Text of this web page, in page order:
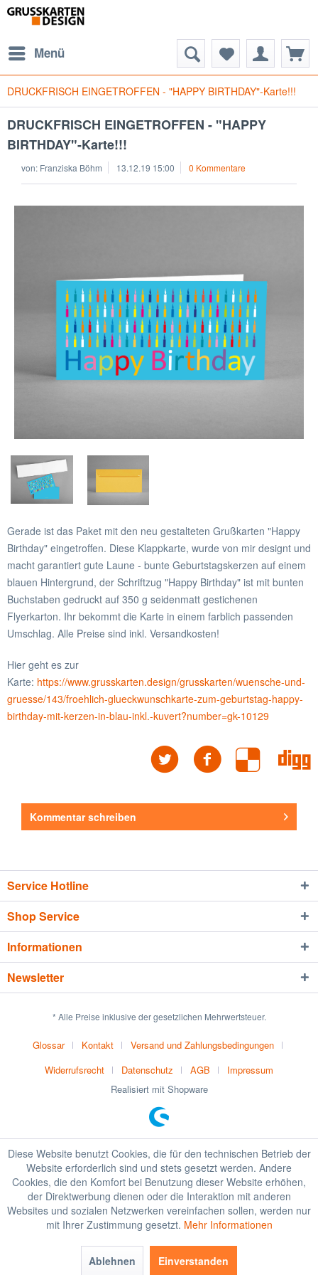
Menü
DRUCKFRISCH EINGETROFFEN - "HAPPY BIRTHDAY"-Karte!!!
DRUCKFRISCH EINGETROFFEN - "HAPPY
BIRTHDAY"-Karte!!!
von: Franziska Böhm 13.12.19 15:00 0 Kommentare
Gerade ist das Paket mit den neu gestalteten Grußkarten "Happy
Birthday" eingetroffen. Diese Klappkarte, wurde von mir designt und
macht garantiert gute Laune - bunte Geburtstagskerzen auf einem
blauen Hintergrund, der Schriftzug "Happy Birthday" ist mit bunten
Buchstaben gedruckt auf 350 g seidenmatt gestichenen
Flyerkarton. Ihr bekommt die Karte in einem farblich passenden
Umschlag. Alle Preise sind inkl. Versandkosten!
Hier geht es zur
Karte: https://www.grusskarten.design/grusskarten/wuensche-und-
gruesse/143/froehlich-glueckwunschkarte-zum-geburtstag-happy-
birthday-mit-kerzen-in-blau-inkl.-kuvert?number=gk-10129
Kommentar schreiben
Service Hotline
Shop Service
Informationen
Newsletter
* Alle Preise inklusive der gesetzlichen Mehrwertsteuer.
Glossar Kontakt
Versand und Zahlungsbedingungen
Widerrufsrecht
Datenschutz AGB
Impressum
Realisiert mit Shopware
Diese Website benutzt Cookies, die für den technischen Betrieb der
Website erforderlich sind und stets gesetzt werden. Andere
Cookies, die den Komfort bei Benutzung dieser Website erhöhen,
der Direktwerbung dienen oder die Interaktion mit anderen
Websites und sozialen Netzwerken vereinfachen sollen, werden nur
mit Ihrer Zustimmung gesetzt. Mehr Informationen
Ablehnen Einverstanden